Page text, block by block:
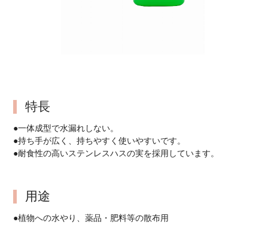
特長
●一体成型で水漏れしない。
●持ち手が広く、持ちやすく使いやすいです。
●耐食性の高いステンレスハスの実を採用しています。
用途
●植物への水やり、薬品・肥料等の散布用